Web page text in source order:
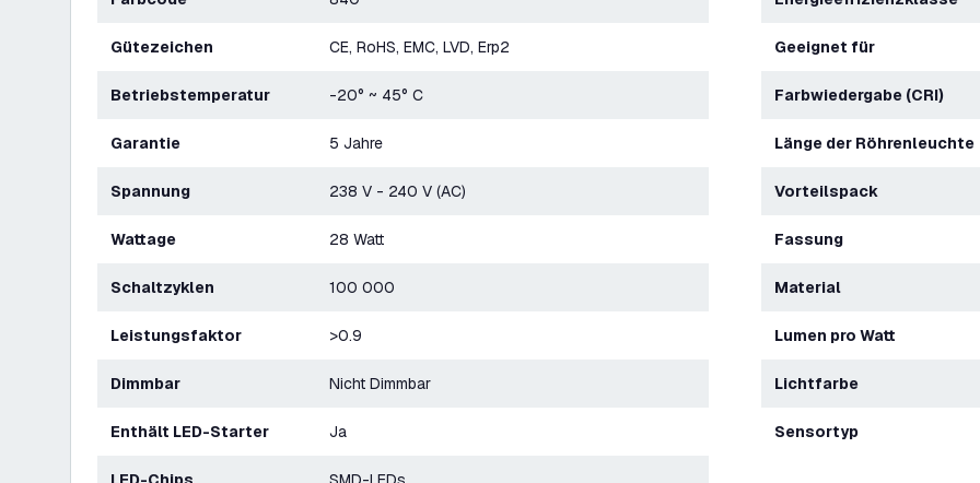
Gütezeichen CE, RoHS, EMC, LVD, Erp2
Betriebstemperatur -20° ~ 45° C
Garantie 5 Jahre
Spannung 238 V - 240 V (AC)
Wattage 28 Watt
Schaltzyklen 100 000
Leistungsfaktor >0.9
Dimmbar Nicht Dimmbar
Enthält LED-Starter Ja
Geeignet für
Farbwiedergabe (CRI)
Länge der Röhrenleuchte
Vorteilspack
Fassung
Material
Lumen pro Watt
Lichtfarbe
Sensortyp